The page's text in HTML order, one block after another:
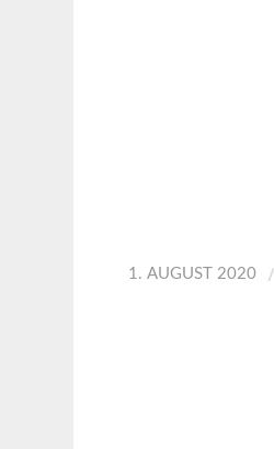
1. AUGUST 2020 /